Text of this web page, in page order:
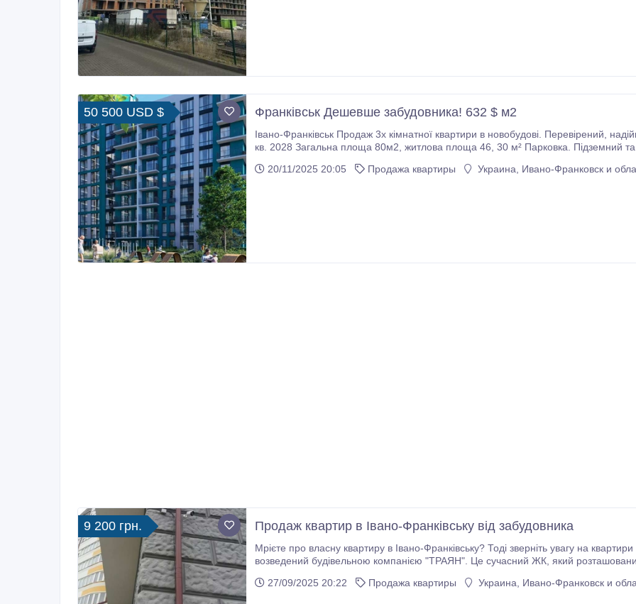
50 500 USD $ Франківськ Дешевше забудовника! 632 $ м2
Івано-Франківськ Продаж 3х кімнатної квартири в новобудові. Перевірений, надійний забудовник Vertical Development Дата здачі: 2
кв. 2028 Загальна площа 80м2, житлова площа 46, 30 м² Парковка. Підземний та наземний паркінги, автостоянка. Територія: Двір
20/11/2025 20:05
Продажа квартиры Украина, Ивано-Франковск и
9 200 грн. Продаж квартир в Івано-Франківську від забудовника
Мрієте про власну квартиру в Івано-Франківську? Тоді зверніть увагу на квартири в житловому комплексі "Ювілейний", який
возведений будівельною компанією "ТРАЯН". Це сучасний ЖК, який розташований у мальовничому місці з чистим повітрям. При
27/09/2025 20:22
Продажа квартиры Украина, Ивано-Франковск и